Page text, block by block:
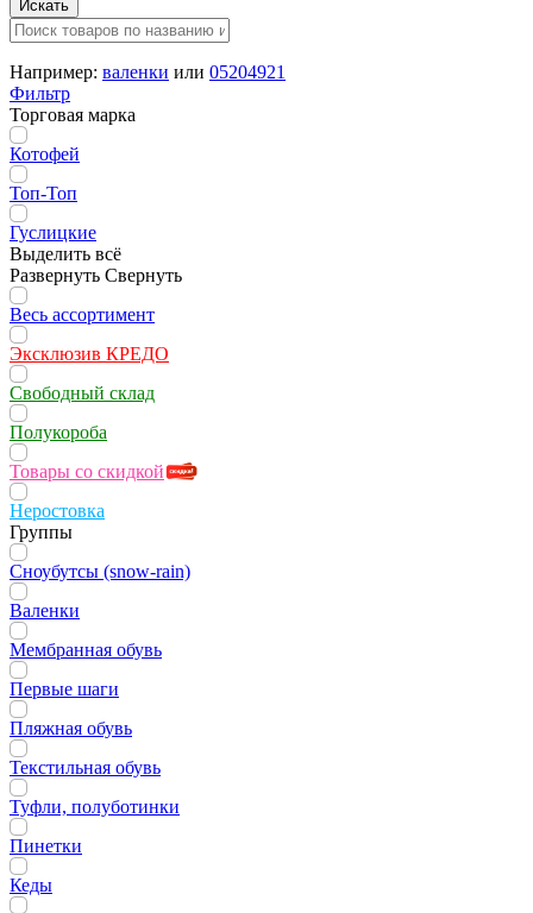
Искать
Например: валенки или 05204921
Фильтр
Торговая марка
Котофей
Топ-Топ
Гуслицкие
Выделить всё
Развернуть Свернуть
Весь ассортимент
Эксклюзив КРЕДО
Свободный склад
Полукороба
Товары со скидкой
Неростовка
Группы
Сноубутсы (snow-rain)
Валенки
Мембранная обувь
Первые шаги
Пляжная обувь
Текстильная обувь
Туфли, полуботинки
Пинетки
Кеды